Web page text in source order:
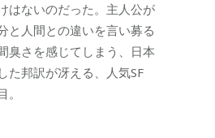
はないのだった。主人公が
と人間との違いを言い募る
臭さを感じてしまう、日本
た邦訳が冴える、人気SF